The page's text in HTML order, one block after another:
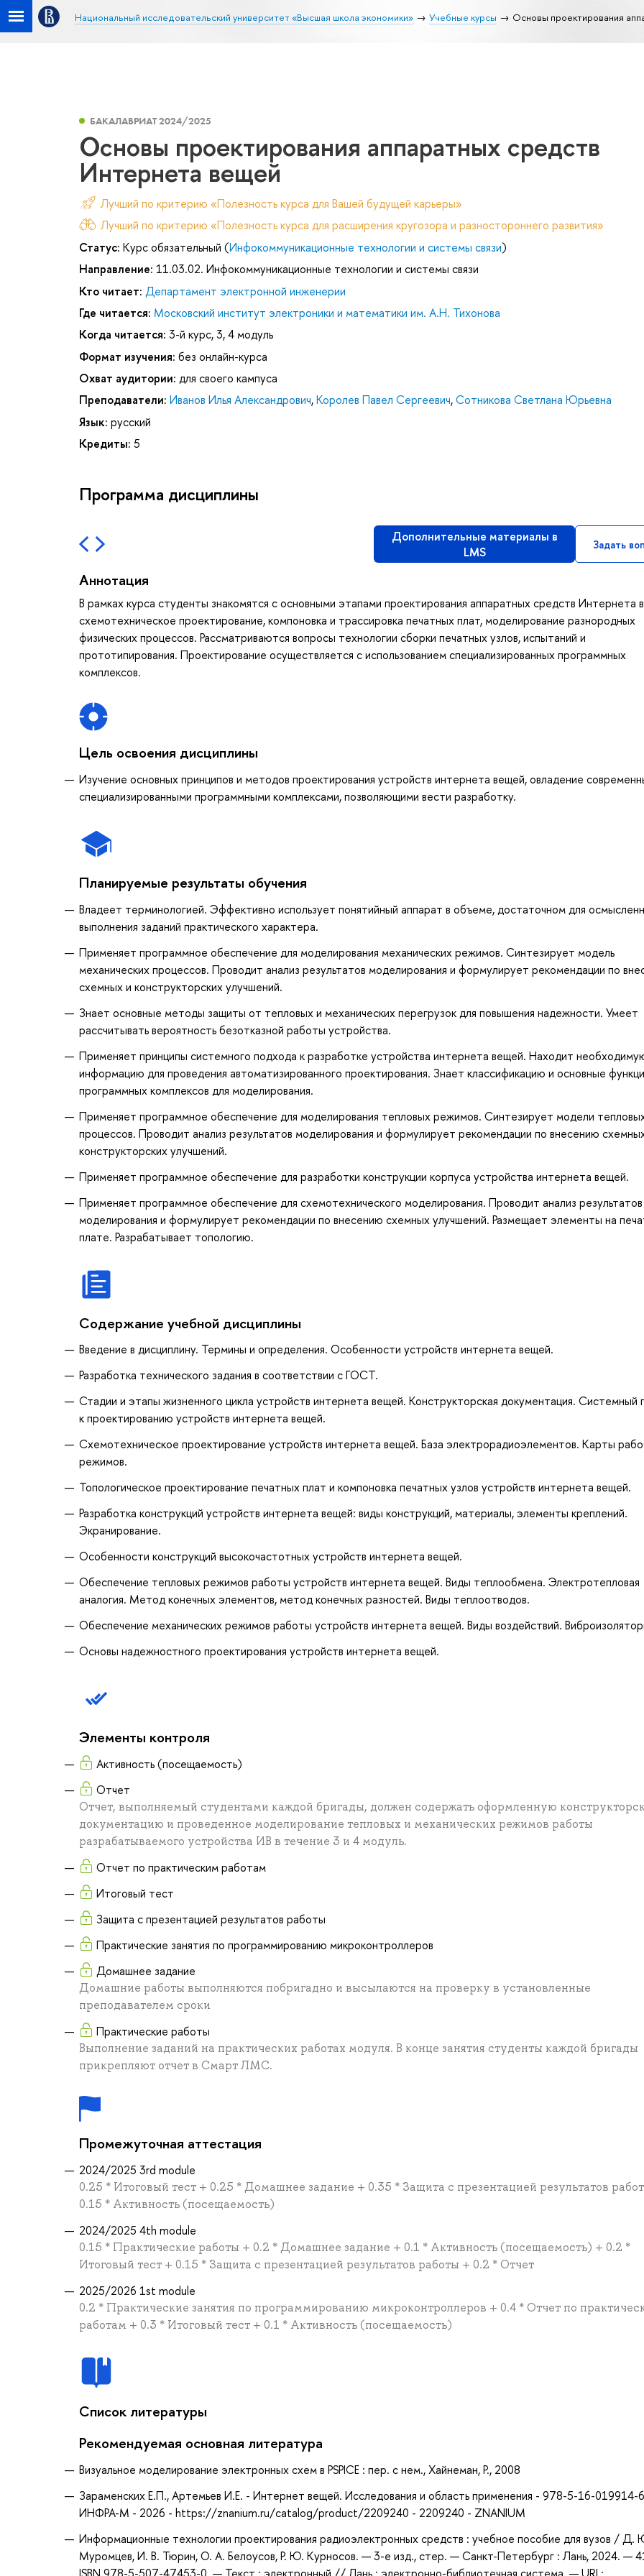
Национальный исследовательский университет «Высшая школа экономики» Учебные курсы Основы проектирования
БАКАЛАВРИАТ 2024/2025
Основы проектирования аппаратных средств
Интернета вещей
Лучший по критерию «Полезность курса для Вашей будущей карьеры»
Лучший по критерию «Полезность курса для расширения кругозора и разностороннего развития»
Статус: Курс обязательный (Инфокоммуникационные технологии и системы связи)
Направление: 11.03.02. Инфокоммуникационные технологии и системы связи
Кто читает: Департамент электронной инженерии
Где читается: Московский институт электроники и математики им. А.Н. Тихонова
Когда читается: 3-й курс, 3, 4 модуль
Формат изучения: без онлайн-курса
Охват аудитории: для своего кампуса
Преподаватели: Иванов Илья Александрович,Королев Павел Сергеевич,Сотникова Светлана Юрьевна
Язык: русский
Кредиты: 5
Программа дисциплины
Дополнительные материалы в
LMS
Задать
Аннотация
В рамках курса студенты знакомятся с основными этапами проектирования аппаратных средств Интернета
схемотехническое проектирование, компоновка и трассировка печатных плат, моделирование разнородных
физических процессов. Рассматриваются вопросы технологии сборки печатных узлов, испытаний и
прототипирования. Проектирование осуществляется с использованием специализированных программных
комплексов.
Цель освоения дисциплины
Изучение основных принципов и методов проектирования устройств интернета вещей, овладение
специализированными программными комплексами, позволяющими вести разработку.
Планируемые результаты обучения
Владеет терминологией. Эффективно использует понятийный аппарат в объеме, достаточном для
выполнения заданий практического характера.
Применяет программное обеспечение для моделирования механических режимов. Синтезирует модель
механических процессов. Проводит анализ результатов моделирования и формулирует рекомендации по
схемных и конструкторских улучшений.
Знает основные методы защиты от тепловых и механических перегрузок для повышения надежности. Умеет
рассчитывать вероятность безотказной работы устройства.
Применяет принципы системного подхода к разработке устройства интернета вещей. Находит
информацию для проведения автоматизированного проектирования. Знает классификацию и основные
программных комплексов для моделирования.
Применяет программное обеспечение для моделирования тепловых режимов. Синтезирует модели
процессов. Проводит анализ результатов моделирования и формулирует рекомендации по внесению
конструкторских улучшений.
Применяет программное обеспечение для разработки конструкции корпуса устройства интернета вещей.
Применяет программное обеспечение для схемотехнического моделирования. Проводит анализ результатов
моделирования и формулирует рекомендации по внесению схемных улучшений. Размещает элементы на
плате. Разрабатывает топологию.
Содержание учебной дисциплины
Введение в дисциплину. Термины и определения. Особенности устройств интернета вещей.
Разработка технического задания в соответствии с ГОСТ.
Стадии и этапы жизненного цикла устройств интернета вещей. Конструкторская документация. Системный
к проектированию устройств интернета вещей.
Схемотехническое проектирование устройств интернета вещей. База электрорадиоэлементов. Карты
режимов.
Топологическое проектирование печатных плат и компоновка печатных узлов устройств интернета вещей.
Разработка конструкций устройств интернета вещей: виды конструкций, материалы, элементы креплений.
Экранирование.
Особенности конструкций высокочастотных устройств интернета вещей.
Обеспечение тепловых режимов работы устройств интернета вещей. Виды теплообмена. Электротепловая
аналогия. Метод конечных элементов, метод конечных разностей. Виды теплоотводов.
Обеспечение механических режимов работы устройств интернета вещей. Виды воздействий.
Основы надежностного проектирования устройств интернета вещей.
Элементы контроля
Активность (посещаемость)
Отчет
Отчет, выполняемый студентами каждой бригады, должен содержать оформленную
документацию и проведенное моделирование тепловых и механических режимов работы
разрабатываемого устройства ИВ в течение 3 и 4 модуль.
Отчет по практическим работам
Итоговый тест
Защита с презентацией результатов работы
Практические занятия по программированию микроконтроллеров
Домашнее задание
Домашние работы выполняются побригадно и высылаются на проверку в установленные
преподавателем сроки
Практические работы
Выполнение заданий на практических работах модуля. В конце занятия студенты каждой бригады
прикрепляют отчет в Смарт ЛМС.
Промежуточная аттестация
2024/2025 3rd module
0.25 * Итоговый тест + 0.25 * Домашнее задание + 0.35 * Защита с презентацией результатов
0.15 * Активность (посещаемость)
2024/2025 4th module
0.15 * Практические работы + 0.2 * Домашнее задание + 0.1 * Активность (посещаемость) + 0.2 *
Итоговый тест + 0.15 * Защита с презентацией результатов работы + 0.2 * Отчет
2025/2026 1st module
0.2 * Практические занятия по программированию микроконтроллеров + 0.4 * Отчет по
работам + 0.3 * Итоговый тест + 0.1 * Активность (посещаемость)
Список литературы
Рекомендуемая основная литература
Визуальное моделирование электронных схем в PSPICE : пер. с нем., Хайнеман, Р., 2008
Зараменских Е.П., Артемьев И.Е. - Интернет вещей. Исследования и область применения - 978-5-16-019914-
ИНФРА-М - 2026 - https://znanium.ru/catalog/product/2209240 - 2209240 - ZNANIUM
Информационные технологии проектирования радиоэлектронных средств : учебное пособие для вузов / Д.
Муромцев, И. В. Тюрин, О. А. Белоусов, Р. Ю. Курносов. — 3-е изд., стер. — Санкт-Петербург : Лань, 2024. —